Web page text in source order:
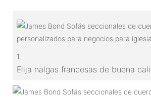
1
Elija nalgas francesas de buena